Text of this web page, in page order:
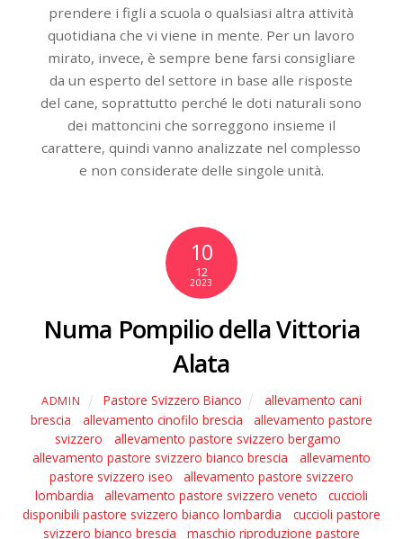
prendere i figli a scuola o qualsiasi altra attività
quotidiana che vi viene in mente. Per un lavoro
mirato, invece, è sempre bene farsi consigliare
da un esperto del settore in base alle risposte
del cane, soprattutto perché le doti naturali sono
dei mattoncini che sorreggono insieme il
carattere, quindi vanno analizzate nel complesso
e non considerate delle singole unità.
10
12
2023
Numa Pompilio della Vittoria
Alata
ADMIN Pastore Svizzero Bianco
allevamento cani
brescia
allevamento cinofilo brescia
allevamento pastore
svizzero
allevamento pastore svizzero bergamo
allevamento pastore svizzero bianco brescia
allevamento
pastore svizzero iseo
allevamento pastore svizzero
lombardia
allevamento pastore svizzero veneto
cuccioli
disponibili pastore svizzero bianco lombardia
cuccioli pastore
svizzero bianco brescia
maschio riproduzione pastore